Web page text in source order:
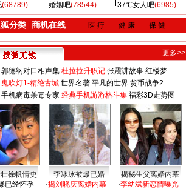
(68789) 婚姻吧(78544) 37℃女人吧(6985)
分类| 商机在线 医 疗 健 康 保 健
更多>>
郭德纲对口相声集 杜拉拉升职记 张震讲故事 红楼梦
鬼吹灯1-精绝古城 世界名著 平凡的世界 货币战争2
手机病毒杀毒专家 经典手机游游格斗集 福彩3D走势图
徐帆情史 李冰冰被爆已婚
揭秘生父离婚内幕
已经怀孕
·揭刘晓庆离婚内幕
·李幼斌新恋情曝光